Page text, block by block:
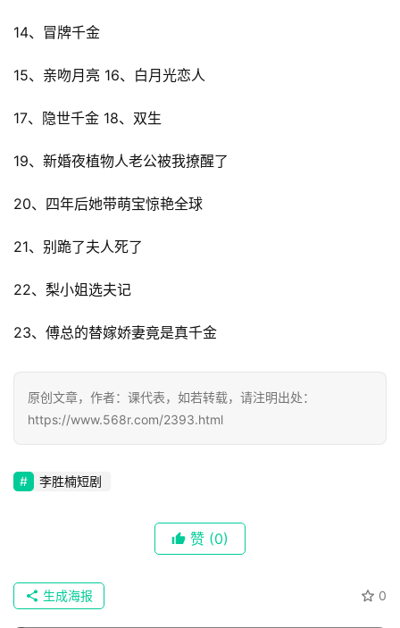
语
文
🔥
速
递
星
14、冒牌千金
15、亲吻月亮 16、白月光恋人
17、隐世千金 18、双生
19、新婚夜植物人老公被我撩醒了
20、四年后她带萌宝惊艳全球
21、别跪了夫人死了
22、梨小姐选夫记
23、傅总的替嫁娇妻竟是真千金
原创文章，作者：课代表，如若转载，请注明出处：
https://www.568r.com/2393.html
李胜楠短剧
赞 (0)
0
生成海报